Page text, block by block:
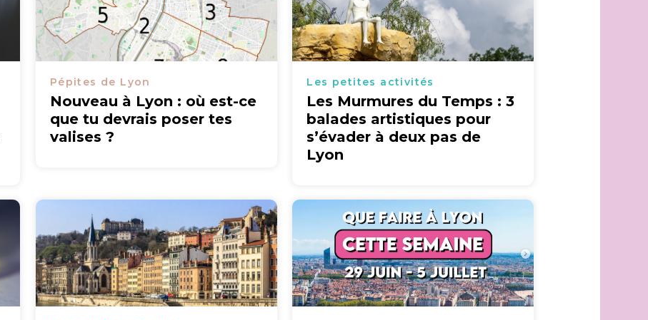
Pépites de Lyon
Nouveau à Lyon : où est-ce
que tu devrais poser tes
valises ?
Les petites activités
Les Murmures du Temps : 3
balades artistiques pour
s’évader à deux pas de
Lyon